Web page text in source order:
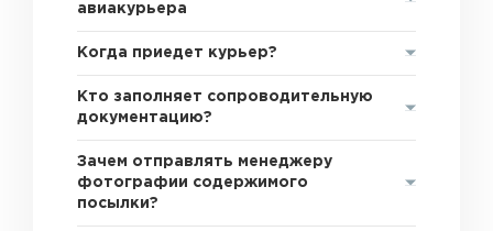
авиакурьера
Когда приедет курьер?
Кто заполняет сопроводительную
документацию?
Зачем отправлять менеджеру
фотографии содержимого
посылки?